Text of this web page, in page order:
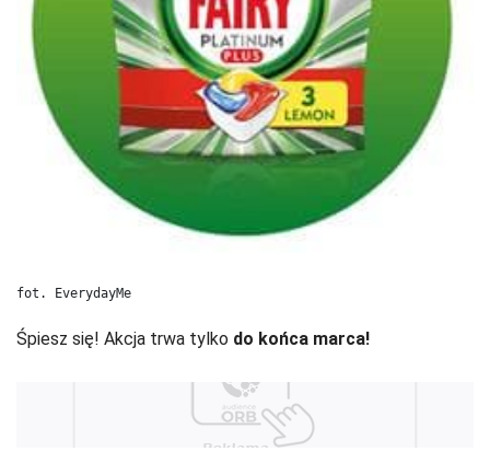
fot. EverydayMe
Śpiesz się! Akcja trwa tylko do końca marca!